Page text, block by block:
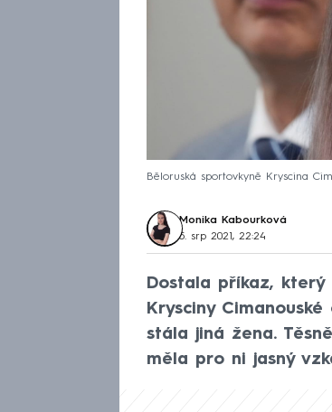
Běloruská sportovkyně Kryscina
Monika Kabourková
5. srp 2021, 22:24
Dostala příkaz, který
Krysciny
stála jiná žena.
měla pro ni jasný